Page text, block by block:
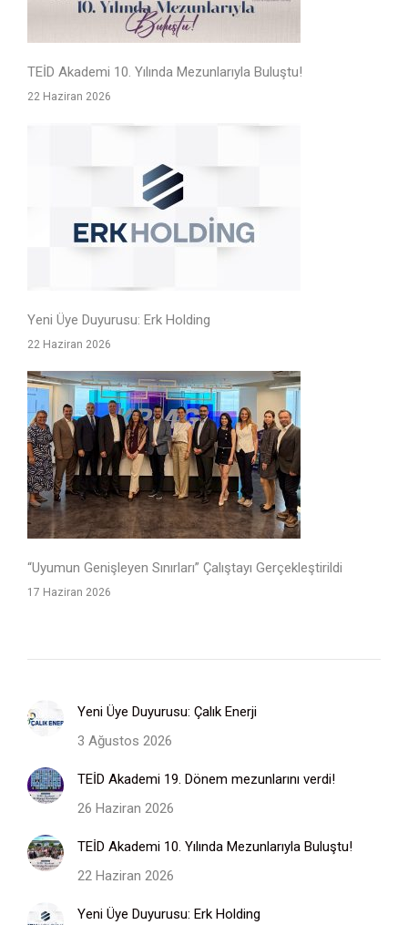
TEİD Akademi 10. Yılında Mezunlarıyla Buluştu!
22 Haziran 2026
Yeni Üye Duyurusu: Erk Holding
22 Haziran 2026
“Uyumun Genişleyen Sınırları” Çalıştayı Gerçekleştirildi
17 Haziran 2026
Yeni Üye Duyurusu: Çalık Enerji
3 Ağustos 2026
TEİD Akademi 19. Dönem mezunlarını verdi!
26 Haziran 2026
TEİD Akademi 10. Yılında Mezunlarıyla Buluştu!
22 Haziran 2026
Yeni Üye Duyurusu: Erk Holding